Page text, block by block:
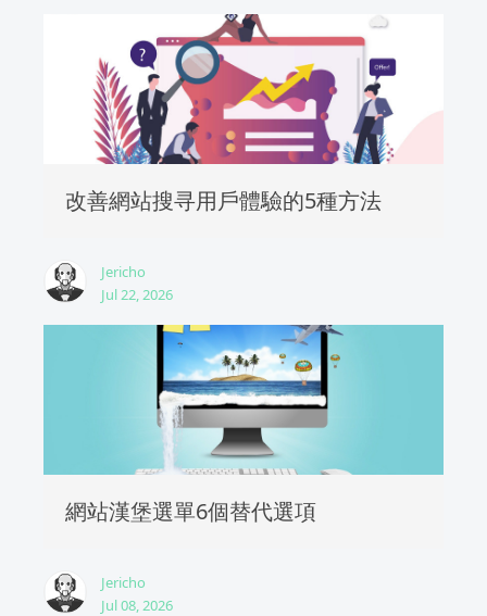
改善網站搜寻用戶體驗的5種方法
Jericho
Jul 22, 2026
網站漢堡選單6個替代選項
Jericho
Jul 08, 2026